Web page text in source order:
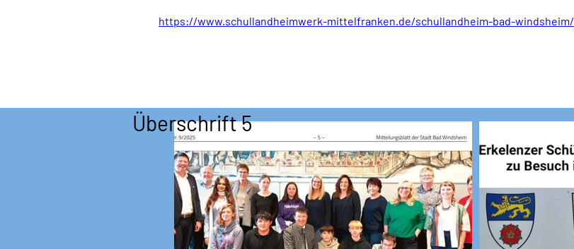
https://www.schullandheimwerk-mittelfranken.de/schullandheim-bad-windsheim/
Überschrift 5